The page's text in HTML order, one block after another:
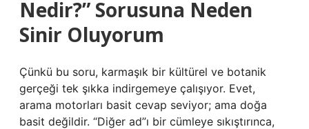
Nedir?” Sorusuna Neden
Sinir Oluyorum
Çünkü bu soru, karmaşık bir kültürel ve botanik
gerçeği tek şıkka indirgemeye çalışıyor. Evet,
arama motorları basit cevap seviyor; ama doğa
basit değildir. “Diğer ad”ı bir cümleye sıkıştırınca,